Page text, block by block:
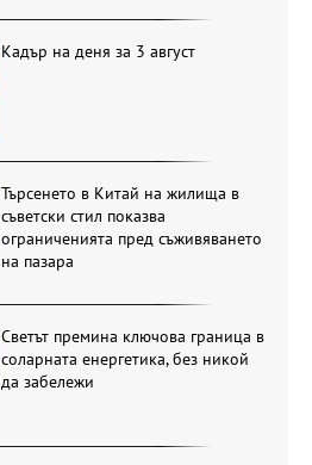
Кадър на деня за 3 август
Търсенето в Китай на жилища в
съветски стил показва
ограниченията пред съживяването
на пазара
Светът премина ключова граница в
соларната енергетика, без никой
да забележи